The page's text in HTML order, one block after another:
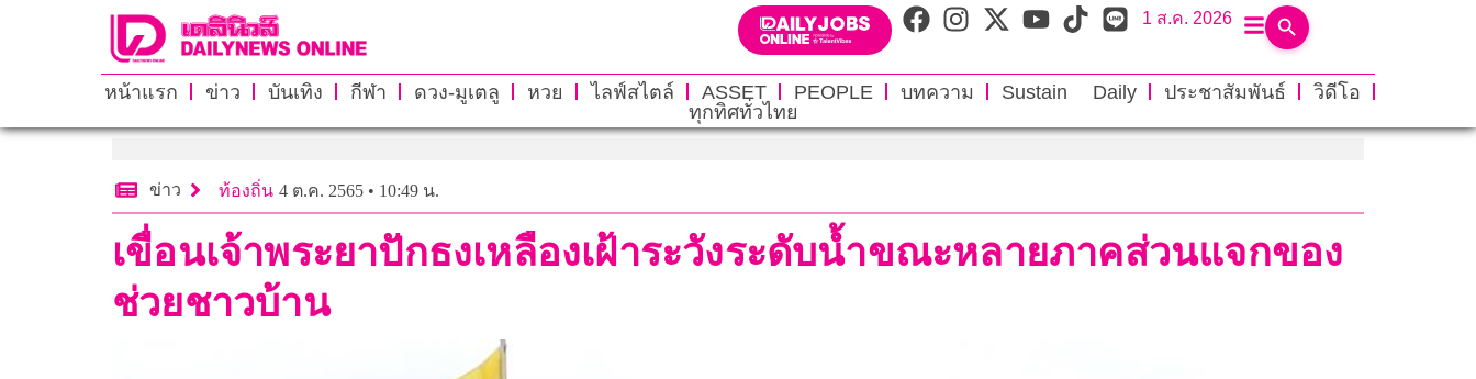
1 ส.ค. 2026
หน้าแรก ข่าว บันเทิง กีฬา ดวง-มูเตลู หวย ไลฟ์สไตล์ ASSET PEOPLE บทความ Sustain Daily ประชาสัมพันธ์
วิดีโอ
ทุกทิศทั่วไทย
ข่าว ท้องถิ่น 4 ต.ค. 2565 • 10:49 น.
เขื่อนเจ้าพระยาปักธงเหลืองเฝ้าระวังระดับน้ำขณะหลายภาคส่วนแจกของ
ช่วยชาวบ้าน